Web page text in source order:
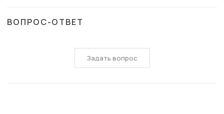
ВОПРОС-ОТВЕТ
Задать вопрос